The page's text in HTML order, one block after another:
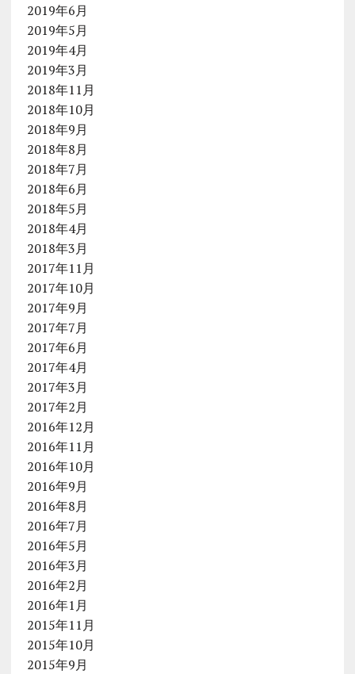
2019年6月
2019年5月
2019年4月
2019年3月
2018年11月
2018年10月
2018年9月
2018年8月
2018年7月
2018年6月
2018年5月
2018年4月
2018年3月
2017年11月
2017年10月
2017年9月
2017年7月
2017年6月
2017年4月
2017年3月
2017年2月
2016年12月
2016年11月
2016年10月
2016年9月
2016年8月
2016年7月
2016年5月
2016年3月
2016年2月
2016年1月
2015年11月
2015年10月
2015年9月